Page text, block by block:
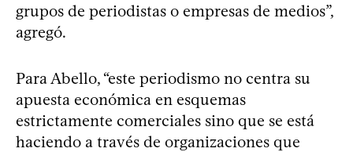
grupos de periodistas o empresas de medios”,
agregó.
Para Abello, “este periodismo no centra su
apuesta económica en esquemas
estrictamente comerciales sino que se está
haciendo a través de organizaciones que